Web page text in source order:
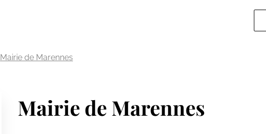
Mairie de Marennes
Mairie de Marennes